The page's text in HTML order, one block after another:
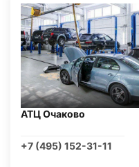
АТЦ Очаково
+7 (495) 152-31-11